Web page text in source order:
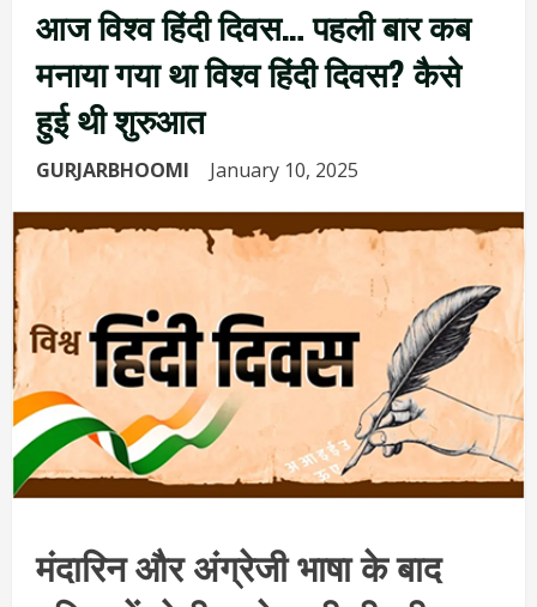
आज विश्व हिंदी दिवस… पहली बार कब
मनाया गया था विश्व हिंदी दिवस? कैसे
हुई थी शुरुआत
GURJARBHOOMI January 10, 2025
मंदारिन और अंग्रेजी भाषा के बाद